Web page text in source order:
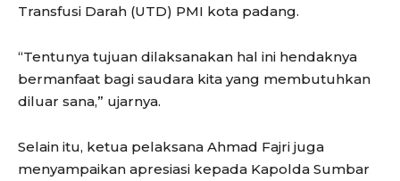
Transfusi Darah (UTD) PMI kota padang.
“Tentunya tujuan dilaksanakan hal ini hendaknya
bermanfaat bagi saudara kita yang membutuhkan
diluar sana,” ujarnya.
Selain itu, ketua pelaksana Ahmad Fajri juga
menyampaikan apresiasi kepada Kapolda Sumbar